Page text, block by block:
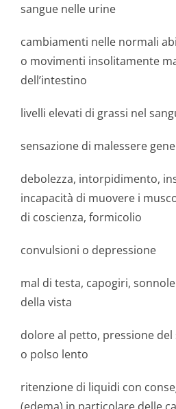
sangue nelle urine
cambiamenti nelle normali
o movimenti insolitamente
dell’intestino
livelli elevati di grassi nel
sensazione di malessere
debolezza, intorpidimento,
incapacità di muovere i
di coscienza, formicolio
convulsioni o depressione
mal di testa, capogiri,
della vista
dolore al petto, pressione del
o polso lento
ritenzione di liquidi con